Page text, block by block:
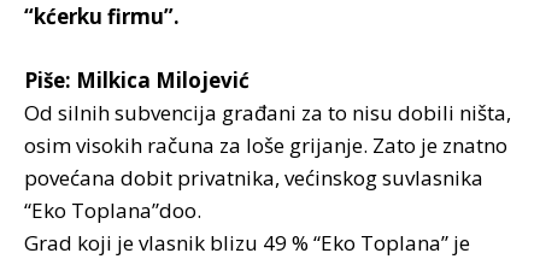
“kćerku firmu”.
Piše: Milkica Milojević
Od silnih subvencija građani za to nisu dobili ništa,
osim visokih računa za loše grijanje. Zato je znatno
povećana dobit privatnika, većinskog suvlasnika
“Eko Toplana”doo.
Grad koji je vlasnik blizu 49 % “Eko Toplana” je